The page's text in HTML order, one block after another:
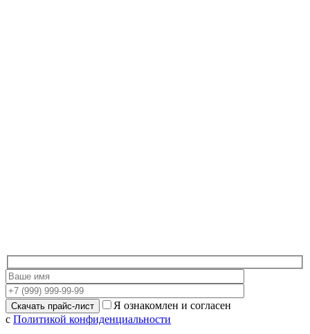
Я ознакомлен и согласен
с Политикой конфиденциальности